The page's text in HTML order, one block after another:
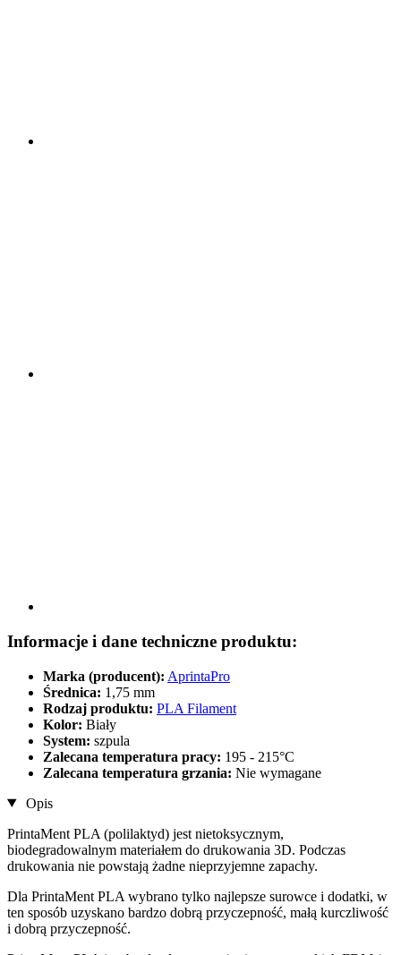
Informacje i dane techniczne produktu:
Marka (producent): AprintaPro
Średnica: 1,75 mm
Rodzaj produktu: PLA Filament
Kolor: Biały
System: szpula
Zalecana temperatura pracy: 195 - 215°C
Zalecana temperatura grzania: Nie wymagane
Opis
PrintaMent PLA (polilaktyd) jest nietoksycznym,
biodegradowalnym materiałem do drukowania 3D. Podczas
drukowania nie powstają żadne nieprzyjemne zapachy.
Dla PrintaMent PLA wybrano tylko najlepsze surowce i dodatki, w
ten sposób uzyskano bardzo dobrą przyczepność, małą kurczliwość
i dobrą przyczepność.